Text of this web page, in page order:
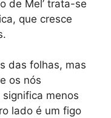
de Mel’ trata-se
que cresce
das folhas, mas
os nós
significa menos
lado é um figo